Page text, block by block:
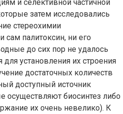
и селективной частичной
затем исследовались
стереохимии
сам палитоксин, ни его
до сих пор не удалось
установления их строения
достаточных количеств
доступный источник
биосинтез либо
их очень невелико). К